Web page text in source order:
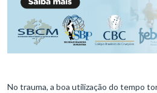
No trauma, a boa utilização do tempo